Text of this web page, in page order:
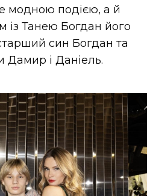
модною подією, а й
із Танею Богдан його
син Богдан та
і Даніель.